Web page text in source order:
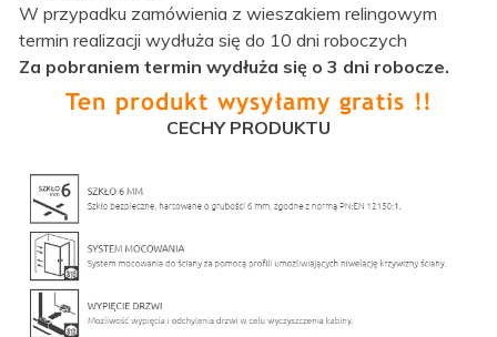
W przypadku zamówienia z wieszakiem relingowym
termin realizacji wydłuża się do 10 dni roboczych
Za pobraniem termin wydłuża się o 3 dni robocze.
CECHY PRODUKTU